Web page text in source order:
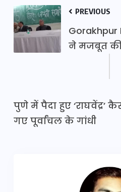
PREVIOUS
Gorakhpur
ने मजबूत की
पुणे में पैदा हुए ‘राघवेंद्र’
गए पूर्वांचल के गांधी